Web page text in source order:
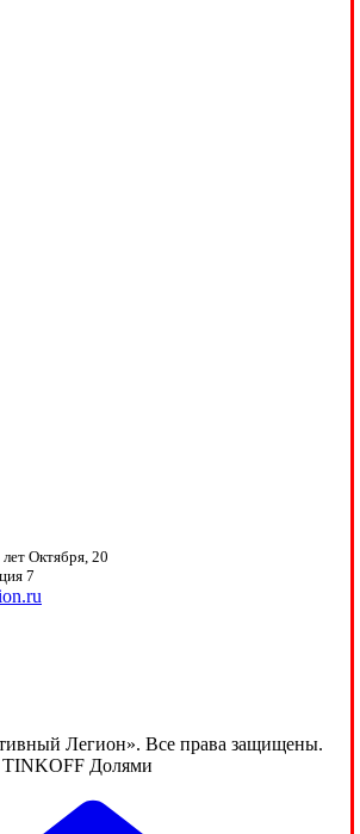
Октября, 20
7
Легион». Все права защищены.
TINKOFF Долями